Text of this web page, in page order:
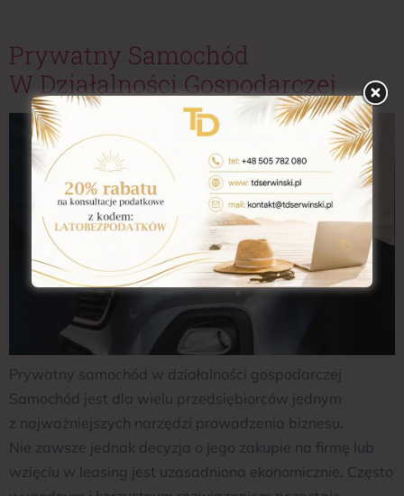
Prywatny Samochód
W Działalności Gospodarczej
Prywatny samochód w działalności gospodarczej
Samochód jest dla wielu przedsiębiorców jednym
z najważniejszych narzędzi prowadzenia biznesu.
Nie zawsze jednak decyzja o jego zakupie na firmę lub
wzięciu w leasing jest uzasadniona ekonomicznie. Często